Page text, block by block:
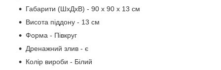
Габарити (ШхДхВ) - 90 х 90 х 13 см
Висота піддону - 13 см
Форма - Півкруг
Дренажний злив - є
Колір вироби - Білий